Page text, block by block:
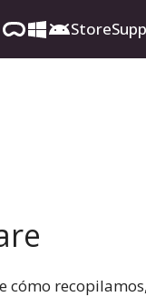
Store
cómo